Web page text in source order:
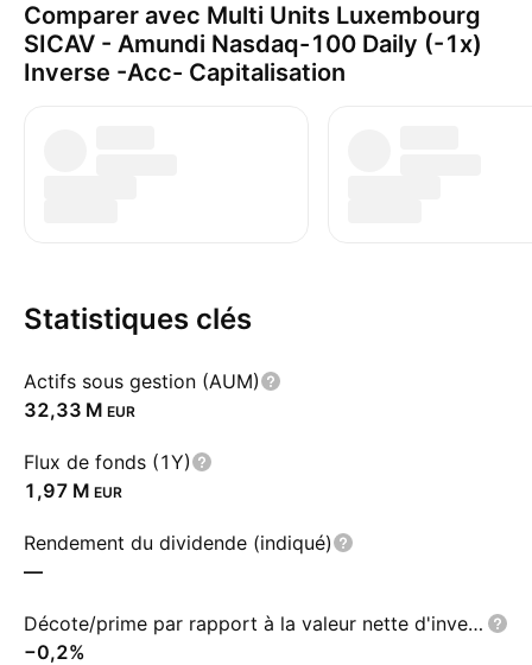
Comparer avec Multi Units Luxembourg
SICAV - Amundi Nasdaq-100 Daily (-1x)
Inverse -Acc- Capitalisation
Statistiques clés
Actifs sous gestion (AUM)
‪32,33 M‬ EUR
Flux de fonds (1Y)
‪1,97 M‬ EUR
Rendement du dividende (indiqué)
—
Décote/prime par rapport à la valeur nette d'inventaire
−0,2%